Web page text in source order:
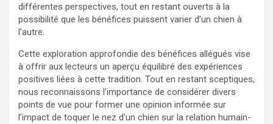
différentes perspectives, tout en restant ouverts à la
possibilité que les bénéfices puissent varier d’un chien à
l’autre.
Cette exploration approfondie des bénéfices allégués vise
à offrir aux lecteurs un aperçu équilibré des expériences
positives liées à cette tradition. Tout en restant sceptiques,
nous reconnaissons l’importance de considérer divers
points de vue pour former une opinion informée sur
l’impact de toquer le nez d’un chien sur la relation humain-